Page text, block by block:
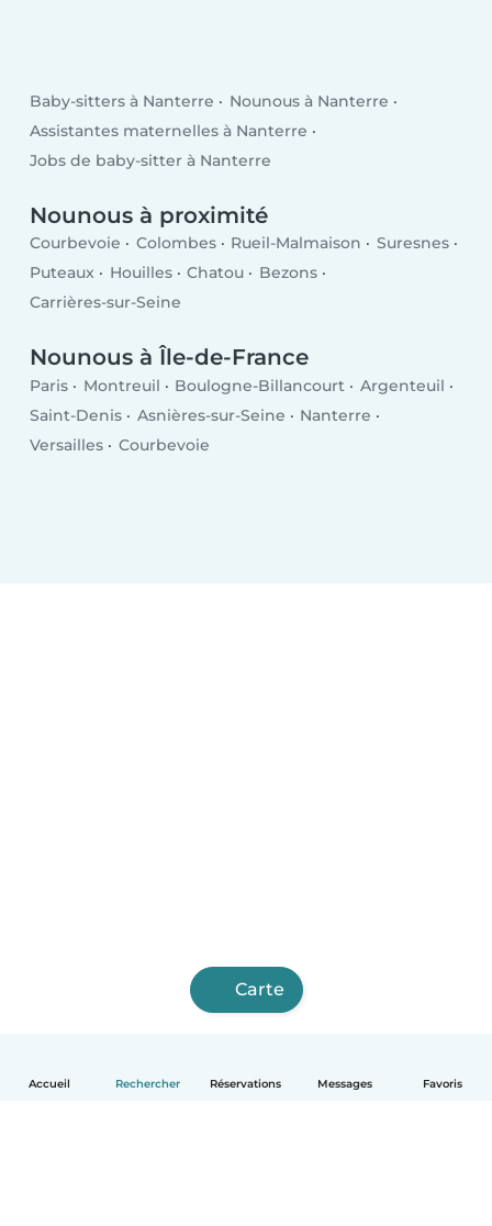
Accueil Rechercher Réservations Messages Favoris
Baby-sitters à Nanterre
Nounous à Nanterre
Assistantes maternelles à Nanterre
Jobs de baby-sitter à Nanterre
Nounous à proximité
Courbevoie Colombes Rueil-Malmaison
Suresnes
Puteaux
Houilles Chatou
Bezons
Carrières-sur-Seine
Nounous à Île-de-France
Paris Montreuil Boulogne-Billancourt
Argenteuil
Saint-Denis
Asnières-sur-Seine
Nanterre
Versailles
Courbevoie
Carte